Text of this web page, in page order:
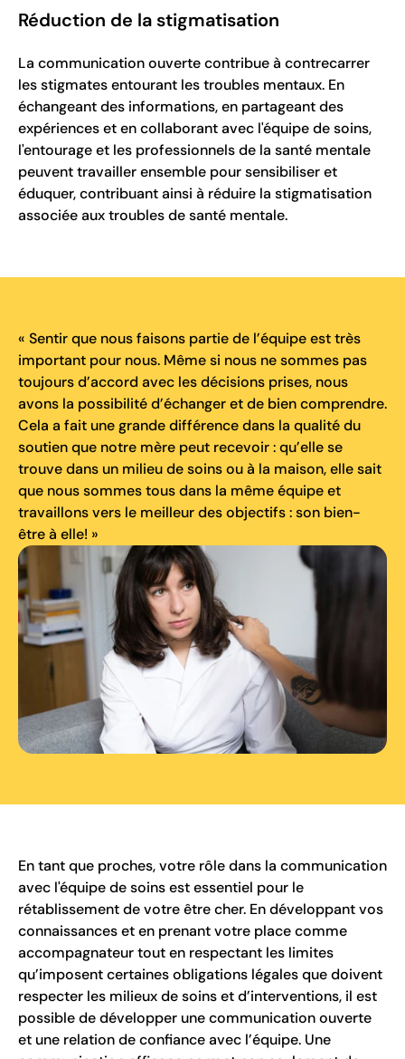
Réduction de la stigmatisation
La communication ouverte contribue à contrecarrer
les stigmates entourant les troubles mentaux. En
échangeant des informations, en partageant des
expériences et en collaborant avec l'équipe de soins,
l'entourage et les professionnels de la santé mentale
peuvent travailler ensemble pour sensibiliser et
éduquer, contribuant ainsi à réduire la stigmatisation
associée aux troubles de santé mentale.
« Sentir que nous faisons partie de l’équipe est très
important pour nous. Même si nous ne sommes pas
toujours d’accord avec les décisions prises, nous
avons la possibilité d’échanger et de bien comprendre.
Cela a fait une grande différence dans la qualité du
soutien que notre mère peut recevoir : qu’elle se
trouve dans un milieu de soins ou à la maison, elle sait
que nous sommes tous dans la même équipe et
travaillons vers le meilleur des objectifs : son bien-
être à elle! »
En tant que proches, votre rôle dans la communication
avec l'équipe de soins est essentiel pour le
rétablissement de votre être cher. En développant vos
connaissances et en prenant votre place comme
accompagnateur tout en respectant les limites
qu’imposent certaines obligations légales que doivent
respecter les milieux de soins et d’interventions, il est
possible de développer une communication ouverte
et une relation de confiance avec l’équipe. Une